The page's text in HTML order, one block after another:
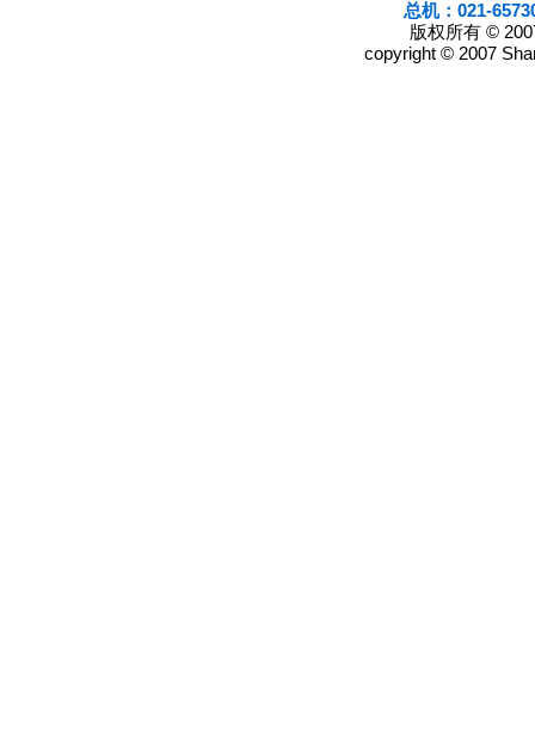
总机：021-
版权所有 ©
copyright © 2007